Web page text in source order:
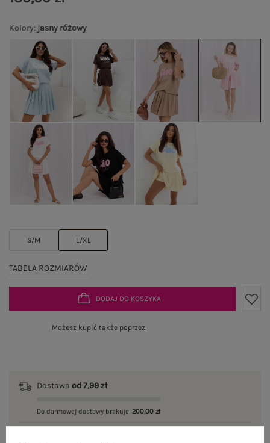
Kolory: jasny różowy
S/M L/XL
TABELA ROZMIARÓW
DODAJ DO KOSZYKA
Możesz kupić także poprzez:
Dostawa od 7,99 zł
Do darmowej dostawy brakuje 200,00 zł